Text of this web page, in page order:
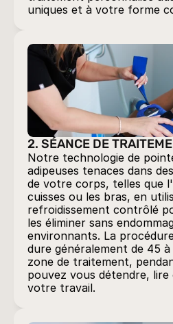
2. SÉANCE DE
Notre technologie de
adipeuses tenaces dans
de votre corps, telles que
cuisses ou les bras, en
refroidissement contrôlé
les éliminer sans
environnants. La
dure généralement de 45
zone de traitement,
pouvez vous détendre,